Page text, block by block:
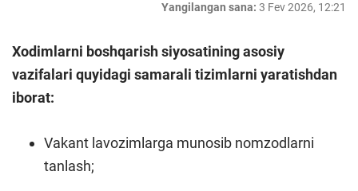
Yangilangan sana: 3 Fev 2026, 12:21
Xodimlarni boshqarish siyosatining asosiy
vazifalari quyidagi samarali tizimlarni yaratishdan
iborat:
Vakant lavozimlarga munosib nomzodlarni
tanlash;